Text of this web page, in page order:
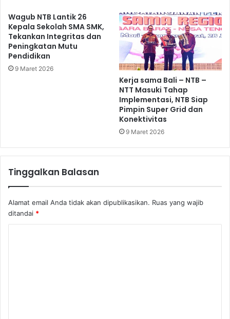
Wagub NTB Lantik 26
Kepala Sekolah SMA SMK,
Tekankan Integritas dan
Peningkatan Mutu
Pendidikan
9 Maret 2026
Kerja sama Bali – NTB –
NTT Masuki Tahap
Implementasi, NTB Siap
Pimpin Super Grid dan
Konektivitas
9 Maret 2026
Tinggalkan Balasan
Alamat email Anda tidak akan dipublikasikan. Ruas yang wajib
ditandai *